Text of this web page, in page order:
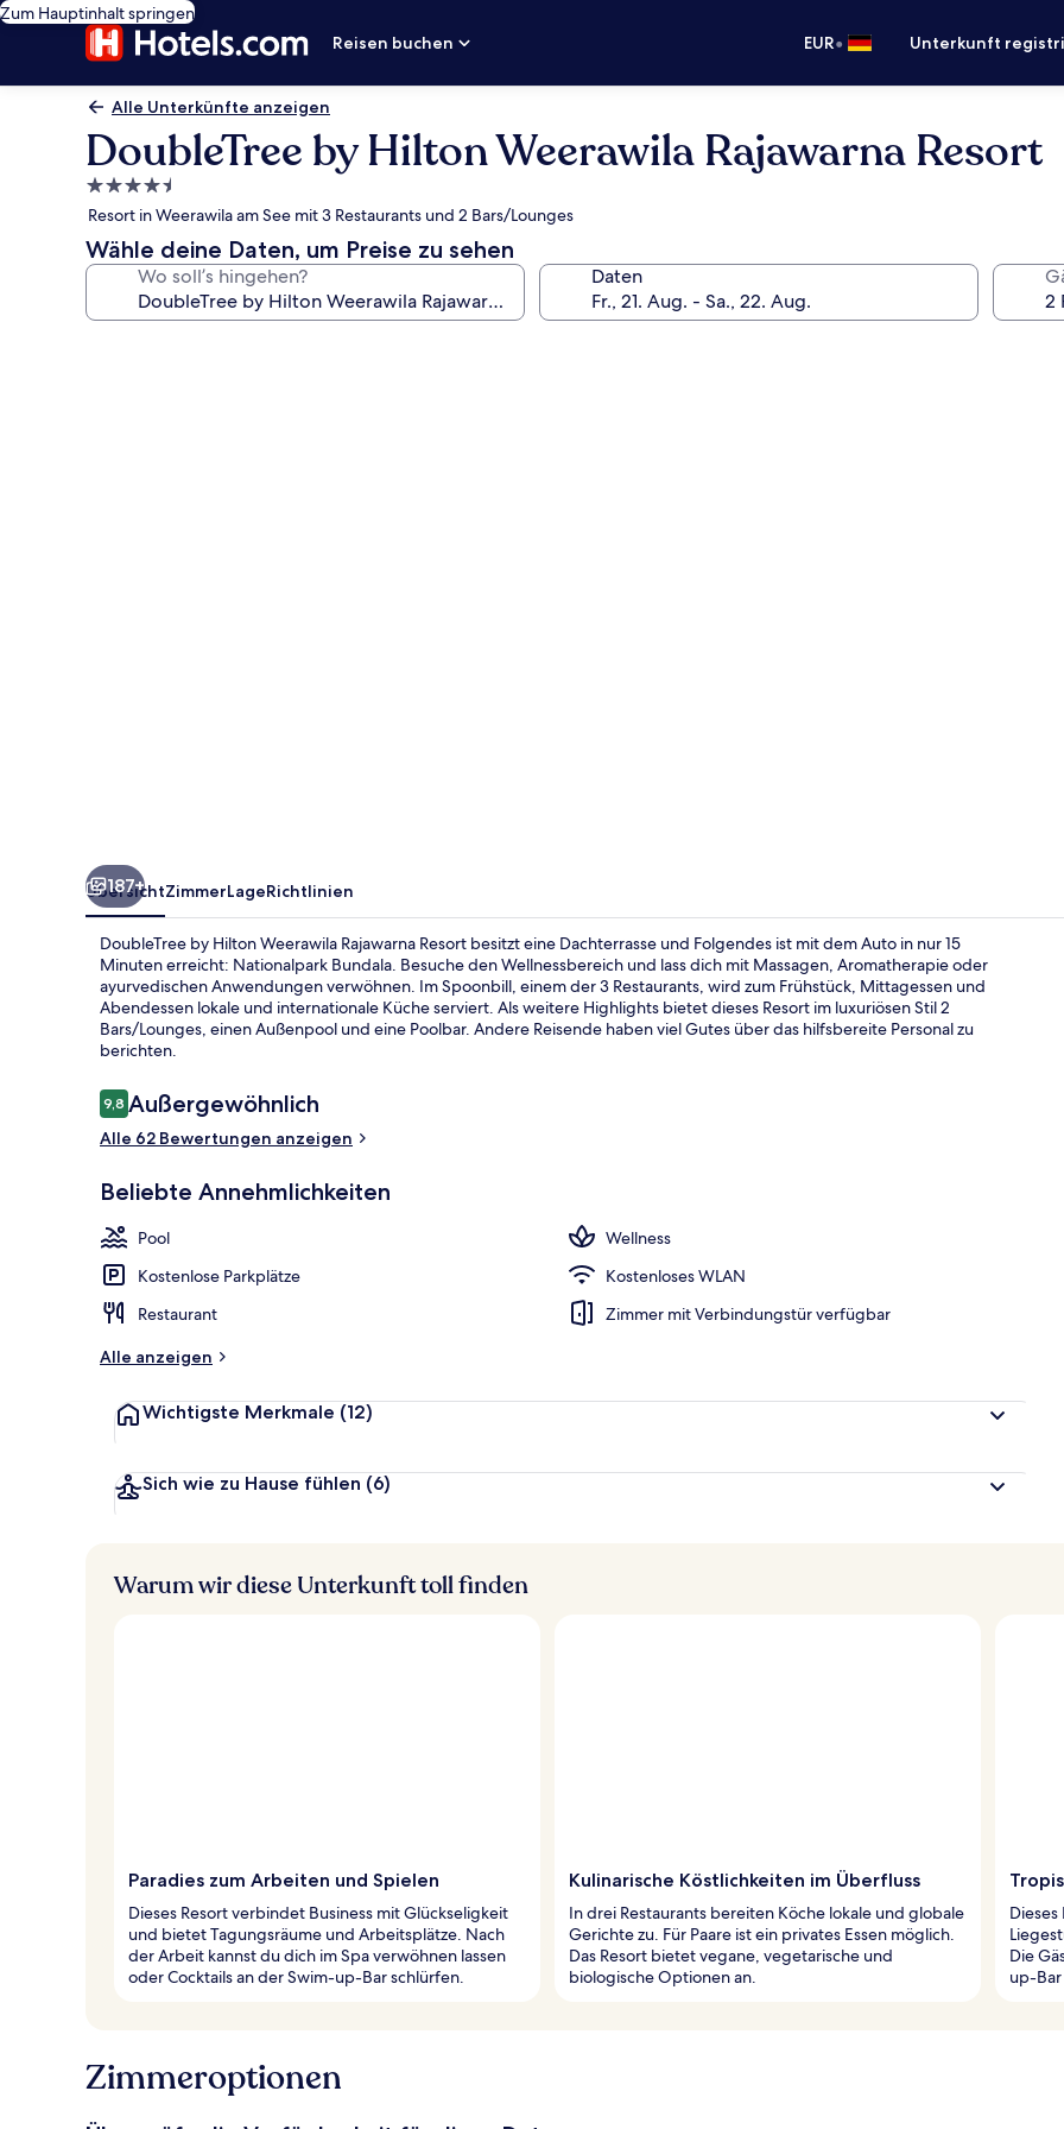
Zum Hauptinhalt springen
Reisen buchen
EUR• Unterkunft
Alle Unterkünfte anzeigen
DoubleTree by Hilton Weerawila Rajawarna Resort
4.5-
Sterne-
Unterkunft
Resort in Weerawila am See mit 3 Restaurants und 2 Bars/Lounges
Wähle deine Daten, um Preise zu sehen
Wo soll’s hingehen? Daten
3
187+
ÜbersichtZimmerLageRichtlinien
DoubleTree by Hilton Weerawila Rajawarna Resort besitzt eine Dachterrasse und Folgendes ist mit dem Auto in nur 15
Minuten erreicht: Nationalpark Bundala. Besuche den Wellnessbereich und lass dich mit Massagen, Aromatherapie oder
ayurvedischen Anwendungen verwöhnen. Im Spoonbill, einem der 3 Restaurants, wird zum Frühstück, Mittagessen und
Abendessen lokale und internationale Küche serviert. Als weitere Highlights bietet dieses Resort im luxuriösen Stil 2
Bars/Lounges, einen Außenpool und eine Poolbar. Andere Reisende haben viel Gutes über das hilfsbereite Personal zu
berichten.
Bewertungen
9,89,8 von 10.
Außergewöhnlich
Alle 62 Bewertungen anzeigen
Beliebte Annehmlichkeiten
Pool
Wellness
Kostenlose Parkplätze
Kostenloses WLAN
Restaurant
Zimmer mit Verbindungstür verfügbar
Alle anzeigen
Wichtigste Merkmale (12)
Sich wie zu Hause fühlen (6)
Warum wir diese Unterkunft toll finden
Paradies zum Arbeiten und Spielen
Dieses Resort verbindet Business mit Glückseligkeit
und bietet Tagungsräume und Arbeitsplätze. Nach
der Arbeit kannst du dich im Spa verwöhnen lassen
oder Cocktails an der Swim-up-Bar schlürfen.
Kulinarische Köstlichkeiten im Überfluss
In drei Restaurants bereiten Köche lokale und globale
Gerichte zu. Für Paare ist ein privates Essen möglich.
Das Resort bietet vegane, vegetarische und
biologische Optionen an.
Die
up-
Zimmeroptionen